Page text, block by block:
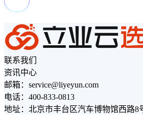
联系我们
资讯中心
邮箱：service@liyeyun.com
电话：400-833-0813
地址：北京市丰台区汽车博物馆西路8